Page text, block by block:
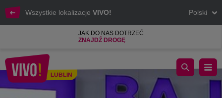
Wszystkie lokalizacje VIVO! Polski
JAK DO NAS DOTRZEĆ
ZNAJDŹ DROGĘ
LUBLIN
Bajkowy Labirynt